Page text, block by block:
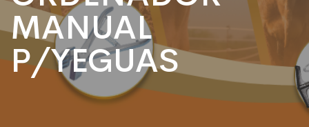
MANUAL
P/YEGUAS